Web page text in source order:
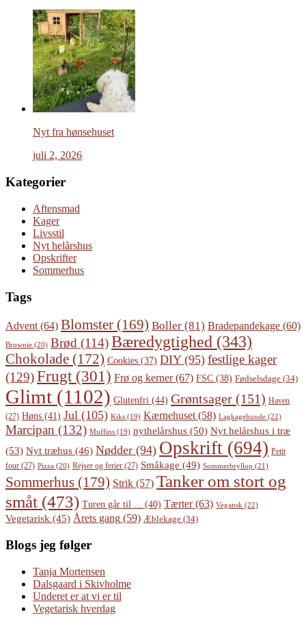
Nyt fra hønsehuset
juli 2, 2026
Kategorier
Aftensmad
Kager
Livsstil
Nyt helårshus
Opskrifter
Sommerhus
Tags
Advent (64) Blomster (169) Boller (81) Bradepandekage (60)
Brownie (20) Brød (114)Bæredygtighed (343)
Chokolade (172) Cookies (37) DIY(95) festlige kager
(129)Frugt(301) Frø og kerner(67) FSC (38) Fødselsdage (34)
Glimt (1102) Glutenfri (44) Grøntsager (151) Haven
(27) Høns (41) Jul (105) Kiks (19) Kærnehuset (58) Lagkagebunde (22)
Marcipan (132) Muffins (19) nythelårshus (50) Nyt helårshus i træ
(53) Nyt træhus (46) Nødder (94) Opskrift (694) Petit
four (27) Pizza (20) Rejser og ferier (27) Småkage (49) Sommerbryllup (21)
Sommerhus (179) Strik (57) Tanker om stort og
småt (473) Turen går til ... (40) Tærter(63) Vegansk (22)
Vegetarisk (45) Årets gang (59) Æblekage (34)
Blogs jeg følger
Tanja Mortensen
Dalsgaard i Skivholme
Underet er at vi er til
Vegetarisk hverdag